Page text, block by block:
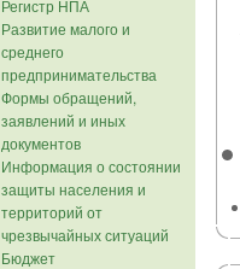
Регистр НПА
Развитие малого и
среднего
предпринимательства
Формы обращений,
заявлений и иных
документов
Информация о состоянии
защиты населения и
территорий от
чрезвычайных ситуаций
Бюджет